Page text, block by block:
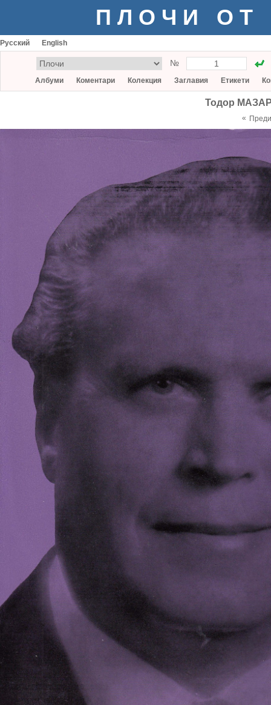
ПЛОЧИ ОТ
Русский English
№
Албуми Коментари Колекция Заглавия Етикети
Тодор
«